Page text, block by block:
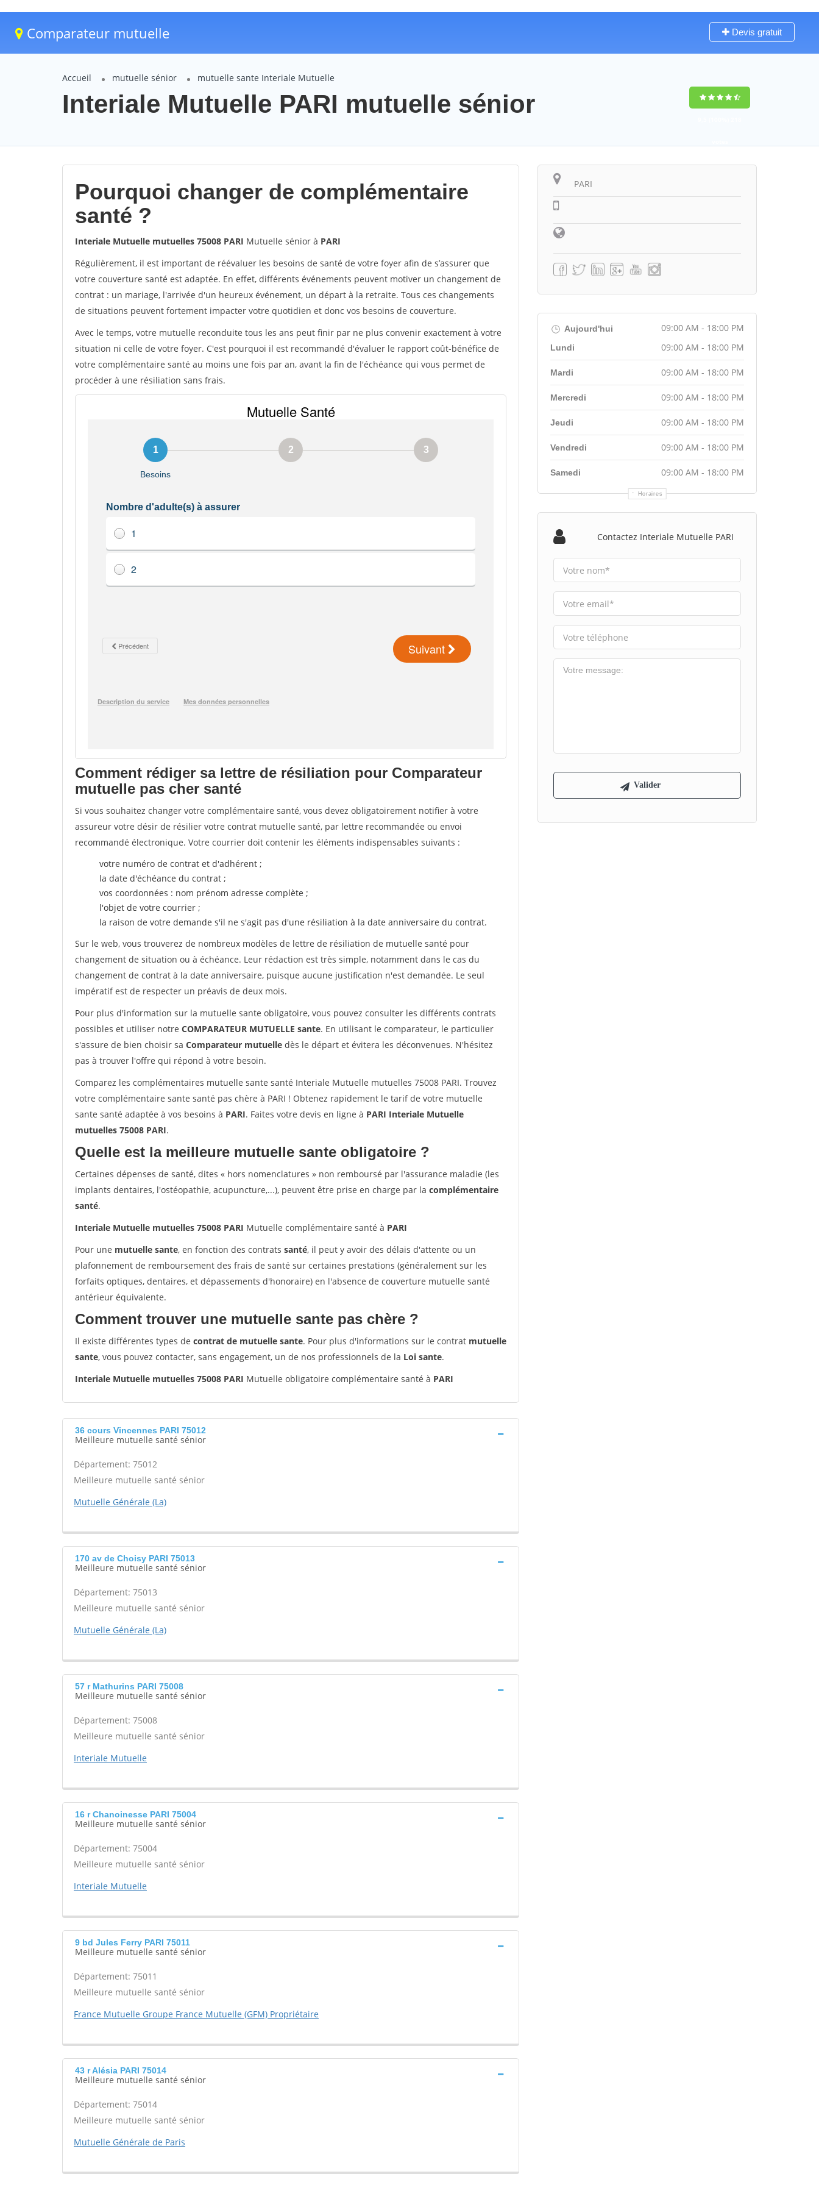
Comparateur mutuelle Devis gratuit
Accueil mutuelle sénior mutuelle sante Interiale Mutuelle
Interiale Mutuelle PARI mutuelle sénior
Pourquoi changer de complémentaire
santé ?
Interiale Mutuelle mutuelles 75008 PARI Mutuelle sénior à PARI
Régulièrement, il est important de réévaluer les besoins de santé de votre foyer afin de s’assurer que
votre couverture santé est adaptée. En effet, différents événements peuvent motiver un changement de
contrat : un mariage, l'arrivée d'un heureux événement, un départ à la retraite. Tous ces changements
de situations peuvent fortement impacter votre quotidien et donc vos besoins de couverture.
Avec le temps, votre mutuelle reconduite tous les ans peut finir par ne plus convenir exactement à votre
situation ni celle de votre foyer. C'est pourquoi il est recommandé d'évaluer le rapport coût-bénéfice de
votre complémentaire santé au moins une fois par an, avant la fin de l'échéance qui vous permet de
procéder à une résiliation sans frais.
Comment rédiger sa lettre de résiliation pour Comparateur
mutuelle pas cher santé
Si vous souhaitez changer votre complémentaire santé, vous devez obligatoirement notifier à votre
assureur votre désir de résilier votre contrat mutuelle santé, par lettre recommandée ou envoi
recommandé électronique. Votre courrier doit contenir les éléments indispensables suivants :
votre numéro de contrat et d'adhérent ;
la date d'échéance du contrat ;
vos coordonnées : nom prénom adresse complète ;
l'objet de votre courrier ;
la raison de votre demande s'il ne s'agit pas d'une résiliation à la date anniversaire du contrat.
Sur le web, vous trouverez de nombreux modèles de lettre de résiliation de mutuelle santé pour
changement de situation ou à échéance. Leur rédaction est très simple, notamment dans le cas du
changement de contrat à la date anniversaire, puisque aucune justification n'est demandée. Le seul
impératif est de respecter un préavis de deux mois.
Pour plus d'information sur la mutuelle sante obligatoire, vous pouvez consulter les différents contrats
possibles et utiliser notre COMPARATEUR MUTUELLE sante. En utilisant le comparateur, le particulier
s'assure de bien choisir sa Comparateur mutuelle dès le départ et évitera les déconvenues. N'hésitez
pas à trouver l'offre qui répond à votre besoin.
Comparez les complémentaires mutuelle sante santé Interiale Mutuelle mutuelles 75008 PARI. Trouvez
votre complémentaire sante santé pas chère à PARI ! Obtenez rapidement le tarif de votre mutuelle
sante santé adaptée à vos besoins à PARI. Faites votre devis en ligne à PARI Interiale Mutuelle
mutuelles 75008 PARI.
Quelle est la meilleure mutuelle sante obligatoire ?
Certaines dépenses de santé, dites « hors nomenclatures » non remboursé par l'assurance maladie (les
implants dentaires, l'ostéopathie, acupuncture,...), peuvent être prise en charge par la complémentaire
santé.
Interiale Mutuelle mutuelles 75008 PARI Mutuelle complémentaire santé à PARI
Pour une mutuelle sante, en fonction des contrats santé, il peut y avoir des délais d'attente ou un
plafonnement de remboursement des frais de santé sur certaines prestations (généralement sur les
forfaits optiques, dentaires, et dépassements d'honoraire) en l'absence de couverture mutuelle santé
antérieur équivalente.
Comment trouver une mutuelle sante pas chère ?
Il existe différentes types de contrat de mutuelle sante. Pour plus d'informations sur le contrat mutuelle
sante, vous pouvez contacter, sans engagement, un de nos professionnels de la Loi sante.
Interiale Mutuelle mutuelles 75008 PARI Mutuelle obligatoire complémentaire santé à PARI
36 cours Vincennes PARI 75012
Meilleure mutuelle santé sénior
Département: 75012
Meilleure mutuelle santé sénior
Mutuelle Générale (La)
170 av de Choisy PARI 75013
Meilleure mutuelle santé sénior
Département: 75013
Meilleure mutuelle santé sénior
Mutuelle Générale (La)
57 r Mathurins PARI 75008
Meilleure mutuelle santé sénior
Département: 75008
Meilleure mutuelle santé sénior
Interiale Mutuelle
16 r Chanoinesse PARI 75004
Meilleure mutuelle santé sénior
Département: 75004
Meilleure mutuelle santé sénior
Interiale Mutuelle
9 bd Jules Ferry PARI 75011
Meilleure mutuelle santé sénior
Département: 75011
Meilleure mutuelle santé sénior
France Mutuelle Groupe France Mutuelle (GFM) Propriétaire
43 r Alésia PARI 75014
Meilleure mutuelle santé sénior
Département: 75014
Meilleure mutuelle santé sénior
Mutuelle Générale de Paris
PARI
Aujourd'hui 09:00 AM - 18:00 PM
Horaires
Lundi 09:00 AM - 18:00 PM
Mardi 09:00 AM - 18:00 PM
Mercredi 09:00 AM - 18:00 PM
Jeudi 09:00 AM - 18:00 PM
Vendredi 09:00 AM - 18:00 PM
Samedi 09:00 AM - 18:00 PM
Contactez Interiale Mutuelle PARI